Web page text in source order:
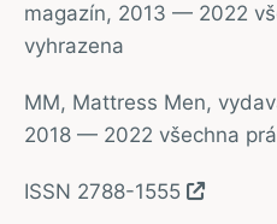
magazín, 2013 — 2022
vyhrazena
MM, Mattress Men,
2018 — 2022 všechna
ISSN 2788-1555